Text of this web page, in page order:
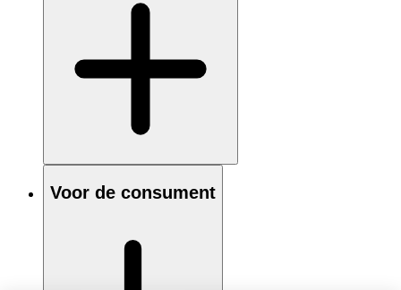
Voor de consument